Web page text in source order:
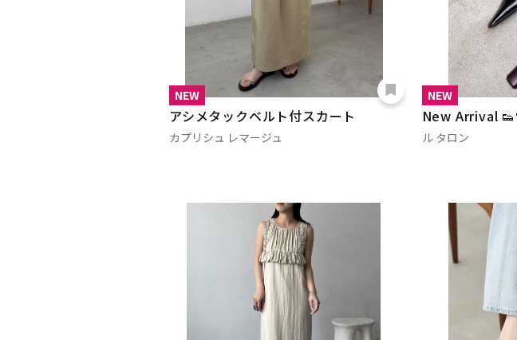
NEW
アシメタックベルト付スカート
カプリシュ レマージュ
NEW
New Arrival
ル タロン